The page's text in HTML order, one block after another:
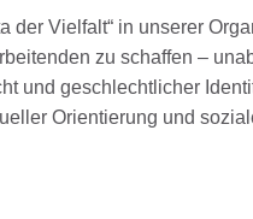
der Vielfalt“ in unserer
zu schaffen –
und geschlechtlicher
Orientierung und